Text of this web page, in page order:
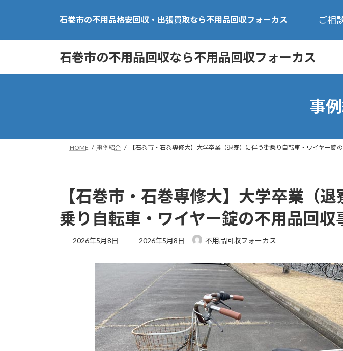
テ
ツ
ッ
ゲ
シ
移
石巻市の不用品格安回収・出張買取なら不用品回収フォーカス ご相
石巻市の不用品回収なら不用品回収フォーカス
事
HOME 事例紹介 【石巻市・石巻専修大】大学卒業（退寮）に伴う街乗り自転車・ワイヤー錠
【石巻市・石巻専修大】大学卒業（
乗り自転車・ワイヤー錠の不用品回収
2026年5月8日
最
更
日
時
:
2026年5月8日 不用品回収フォーカス